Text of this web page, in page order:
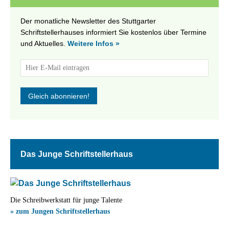
Der monatliche Newsletter des Stuttgarter
Schriftstellerhauses informiert Sie kostenlos über Termine
und Aktuelles. Weitere Infos »
Das Junge Schriftstellerhaus
Die Schreibwerkstatt für junge Talente
» zum Jungen Schriftstellerhaus